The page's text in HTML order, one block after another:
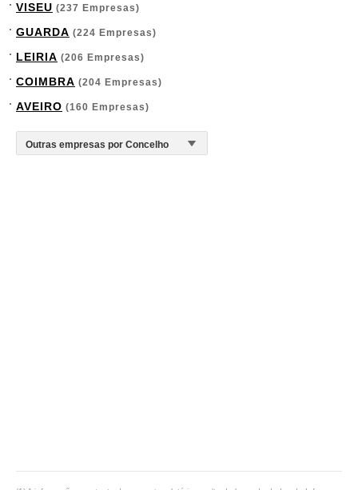
VISEU (237 Empresas)
GUARDA (224 Empresas)
LEIRIA (206 Empresas)
COIMBRA (204 Empresas)
AVEIRO (160 Empresas)